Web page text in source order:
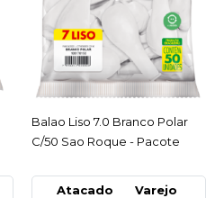
COMPARAR
LISTA DE DESEJO
Balao Liso 7.0 Azul Baby
C/50 Sao Roque - Pacote
INDISPONÍVEL
ACESSAR
Balao Liso 7.0 Branco Polar
C/50 Sao Roque - Pacote
Atacado
Varejo